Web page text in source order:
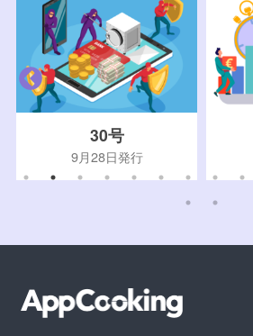
30号
9月28日発行